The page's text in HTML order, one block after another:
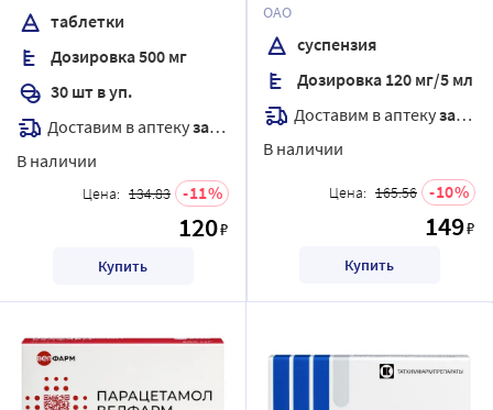
таблетки
Дозировка 500 мг
30 шт в уп.
Доставим в аптекузавтра
В наличии
Цена: 134.83 11
120₽
Купить
ОАО
суспензия
Дозировка 120 мг/5 мл
Доставим в аптекузавтра
В наличии
Цена: 165.56 10
149₽
Купить